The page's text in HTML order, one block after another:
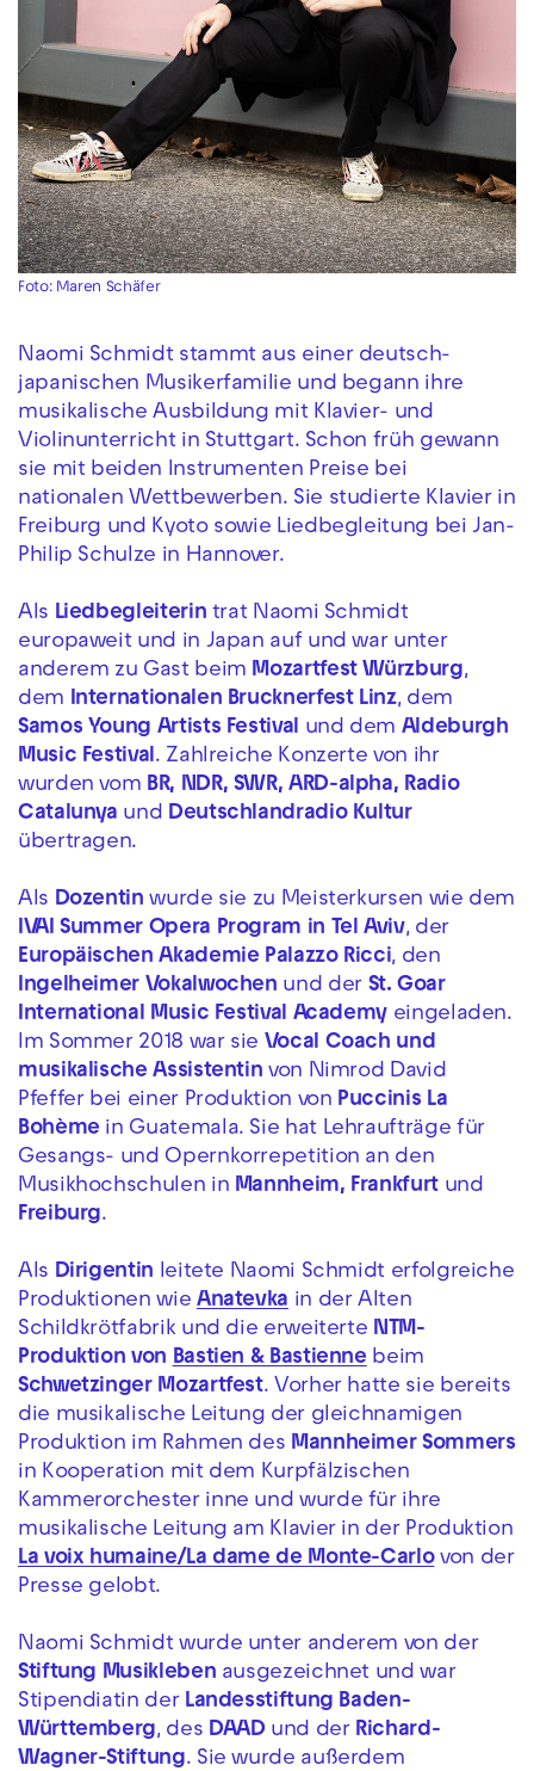
Foto: Maren Schäfer
Naomi Schmidt stammt aus einer deutsch-
japanischen Musikerfamilie und begann ihre
musikalische Ausbildung mit Klavier- und
Violinunterricht in Stuttgart. Schon früh gewann
sie mit beiden Instrumenten Preise bei
nationalen Wettbewerben. Sie studierte Klavier in
Freiburg und Kyoto sowie Liedbegleitung bei Jan-
Philip Schulze in Hannover.
Als Liedbegleiterin trat Naomi Schmidt
europaweit und in Japan auf und war unter
anderem zu Gast beim Mozartfest Würzburg,
dem Internationalen Brucknerfest Linz, dem
Samos Young Artists Festival und dem Aldeburgh
Music Festival. Zahlreiche Konzerte von ihr
wurden vom BR, NDR, SWR, ARD-alpha, Radio
Catalunya und Deutschlandradio Kultur
übertragen.
Als Dozentin wurde sie zu Meisterkursen wie dem
IVAI Summer Opera Program in Tel Aviv, der
Europäischen Akademie Palazzo Ricci, den
Ingelheimer Vokalwochen und der St. Goar
International Music Festival Academy eingeladen.
Im Sommer 2018 war sie Vocal Coach und
musikalische Assistentin von Nimrod David
Pfeffer bei einer Produktion von Puccinis La
Bohème in Guatemala. Sie hat Lehraufträge für
Gesangs- und Opernkorrepetition an den
Musikhochschulen in Mannheim, Frankfurtund
Freiburg.
Als Dirigentin leitete Naomi Schmidt erfolgreiche
Produktionen wie Anatevka in der Alten
Schildkrötfabrik und die erweiterte NTM-
Produktion von Bastien & Bastienne beim
Schwetzinger Mozartfest. Vorher hatte sie bereits
die musikalische Leitung der gleichnamigen
Produktion im Rahmen des Mannheimer Sommers
in Kooperation mit dem Kurpfälzischen
Kammerorchester inne und wurde für ihre
musikalische Leitung am Klavier in der Produktion
La voix humaine/La dame de Monte-Carlovon der
Presse gelobt.
Naomi Schmidt wurde unter anderem von der
Stiftung Musikleben ausgezeichnet und war
Stipendiatin der Landesstiftung Baden-
Württemberg, des DAADund der Richard-
Wagner-Stiftung. Sie wurde außerdem